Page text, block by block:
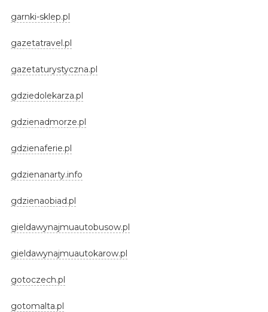
garnki-sklep.pl
gazetatravel.pl
gazetaturystyczna.pl
gdziedolekarza.pl
gdzienadmorze.pl
gdzienaferie.pl
gdzienanarty.info
gdzienaobiad.pl
gieldawynajmuautobusow.pl
gieldawynajmuautokarow.pl
gotoczech.pl
gotomalta.pl